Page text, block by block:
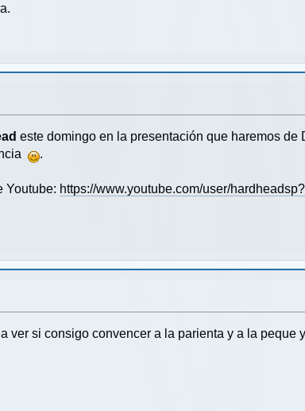
este domingo en la presentación que haremos de
.
Youtube: https://www.youtube.com/user/
ver si consigo convencer a la parienta y a la peque